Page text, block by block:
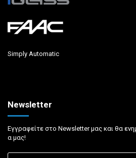
Simply Automatic
Newsletter
Εγγραφείτε στο Newsletter μας και θα
α μας!